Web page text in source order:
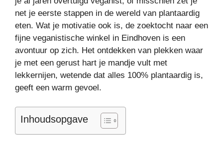
net je eerste stappen in de wereld van plantaardig
eten. Wat je motivatie ook is, de zoektocht naar een
fijne veganistische winkel in Eindhoven is een
avontuur op zich. Het ontdekken van plekken waar
je met een gerust hart je mandje vult met
lekkernijen, wetende dat alles 100% plantaardig is,
geeft een warm gevoel.
Inhoudsopgave